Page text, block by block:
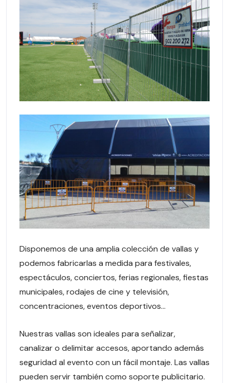
Disponemos de una amplia colección de vallas y
podemos fabricarlas a medida para festivales,
espectáculos, conciertos, ferias regionales, fiestas
municipales, rodajes de cine y televisión,
concentraciones, eventos deportivos…
Nuestras vallas son ideales para señalizar,
canalizar o delimitar accesos, aportando además
seguridad al evento con un fácil montaje. Las vallas
pueden servir también como soporte publicitario.